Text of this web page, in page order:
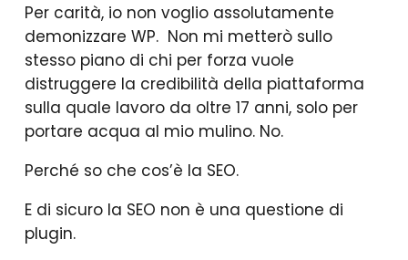
Per carità, io non voglio assolutamente
demonizzare WP. Non mi metterò sullo
stesso piano di chi per forza vuole
distruggere la credibilità della piattaforma
sulla quale lavoro da oltre 17 anni, solo per
portare acqua al mio mulino. No.
Perché so che cos’è la SEO.
E di sicuro la SEO non è una questione di
plugin.